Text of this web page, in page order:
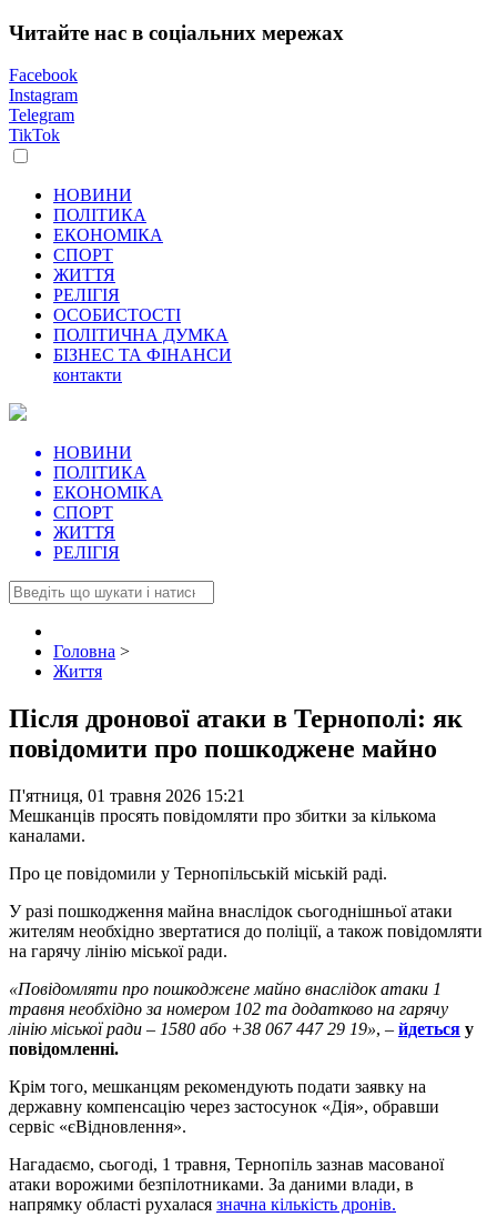
Читайте нас в соціальних мережах
Facebook
Instagram
Telegram
TikTok
НОВИНИ
ПОЛІТИКА
ЕКОНОМІКА
СПОРТ
ЖИТТЯ
РЕЛІГІЯ
ОСОБИСТОСТІ
ПОЛІТИЧНА ДУМКА
БІЗНЕС ТА ФІНАНСИ
контакти
НОВИНИ
ПОЛІТИКА
ЕКОНОМІКА
СПОРТ
ЖИТТЯ
РЕЛІГІЯ
Головна >
Життя
Після дронової атаки в Тернополі: як
повідомити про пошкоджене майно
П'ятниця, 01 травня 2026 15:21
Мешканців просять повідомляти про збитки за кількома
каналами.
Про це повідомили у Тернопільській міській раді.
У разі пошкодження майна внаслідок сьогоднішньої атаки
жителям необхідно звертатися до поліції, а також повідомляти
на гарячу лінію міської ради.
«Повідомляти про пошкоджене майно внаслідок атаки 1
травня необхідно за номером 102 та додатково на гарячу
лінію міської ради – 1580 або +38 067 447 29 19», – йдеться у
повідомленні.
Крім того, мешканцям рекомендують подати заявку на
державну компенсацію через застосунок «Дія», обравши
сервіс «єВідновлення».
Нагадаємо, сьогоді, 1 травня, Тернопіль зазнав масованої
атаки ворожими безпілотниками. За даними влади, в
напрямку області рухалася значна кількість дронів.